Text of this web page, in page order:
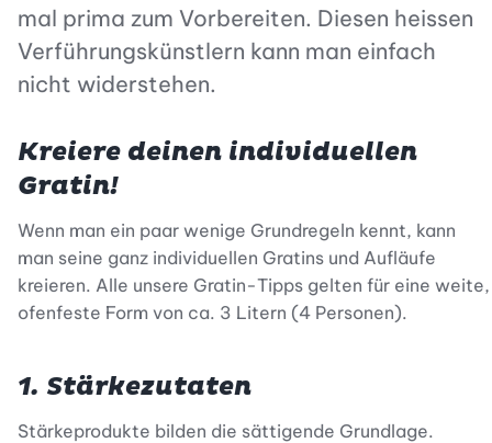
mal prima zum Vorbereiten. Diesen heissen
Verführungskünstlern kann man einfach
nicht widerstehen.
Kreiere deinen individuellen
Gratin!
Wenn man ein paar wenige Grundregeln kennt, kann
man seine ganz individuellen Gratins und Aufläufe
kreieren. Alle unsere Gratin-Tipps gelten für eine weite,
ofenfeste Form von ca. 3 Litern (4 Personen).
1. Stärkezutaten
Stärkeprodukte bilden die sättigende Grundlage.